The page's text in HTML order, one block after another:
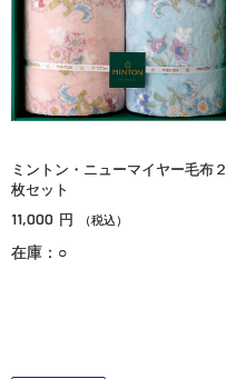
ミントン・ニューマイヤー毛布２
枚セット
11,000 円 （税込）
在庫：○